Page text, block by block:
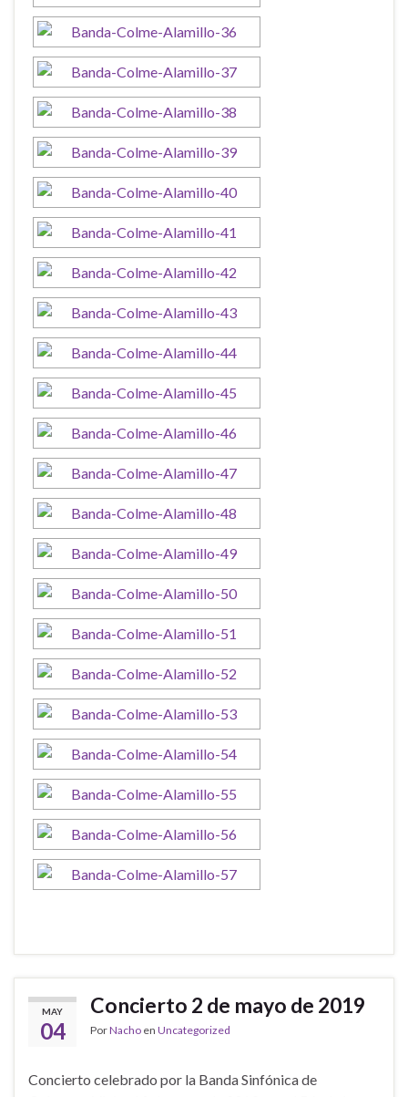
MAY
04
Concierto 2 de mayo de 2019
PorNacho en Uncategorized
Concierto celebrado por la Banda Sinfónica de